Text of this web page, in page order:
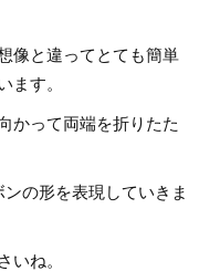
像と違ってとても簡単
ます。
かって両端を折りたた
の形を表現していきま
いね。